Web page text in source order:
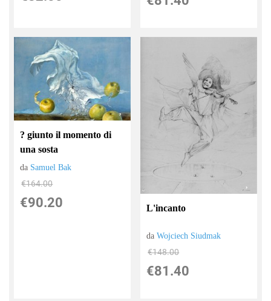
? giunto il momento di
una sosta
da Samuel Bak
€164.00
€90.20 L'incanto
daWojciech Siudmak
€148.00
€81.40